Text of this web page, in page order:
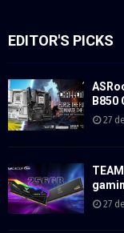
EDITOR'S PICKS
B850
27
27